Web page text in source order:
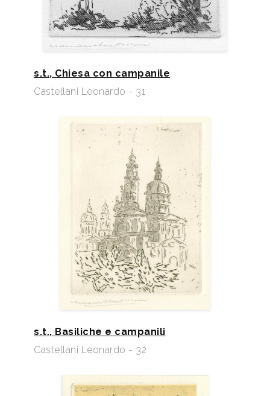
s.t., Chiesa con campanile
Castellani Leonardo - 31
s.t., Basiliche e campanili
Castellani Leonardo - 32